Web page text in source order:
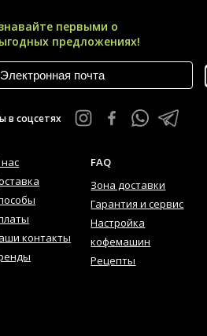
первыми о
предложениях!
в соцсетях
контакты
FAQ
Зона доставки
Гарантия и сервис
Настройка
кофемашин
Рецепты